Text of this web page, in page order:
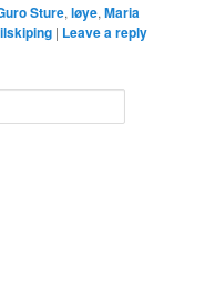
Sture,løye,Maria
| Leave a reply